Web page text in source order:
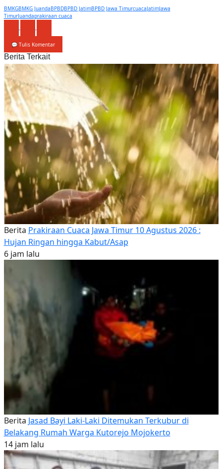
BMKGBMKG JuandaBPBDBPBD JatimBPBD Jawa TimurcuacaJatimJawa
TimurJuandaprakiraan cuaca
💬 Tulis Komentar
Berita Terkait
Berita Prakiraan Cuaca Jawa Timur 10 Agustus 2026 :
Hujan Ringan hingga Kabut/Asap
6 jam lalu
Berita Jasad Bayi Laki-Laki Ditemukan Terkubur di
Belakang Rumah Warga Kutorejo Mojokerto
14 jam lalu